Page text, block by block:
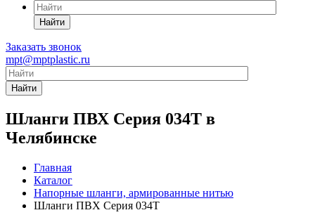
Найти
Заказать звонок
mpt@mptplastic.ru
Найти
Шланги ПВХ Серия 034Т в
Челябинске
Главная
Каталог
Напорные шланги, армированные нитью
Шланги ПВХ Серия 034Т